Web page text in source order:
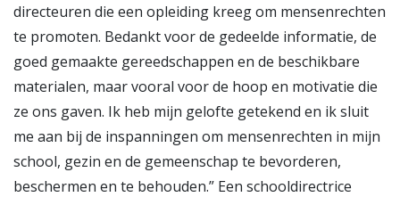
directeuren die een opleiding kreeg om mensenrechten
te promoten. Bedankt voor de gedeelde informatie, de
goed gemaakte gereedschappen en de beschikbare
materialen, maar vooral voor de hoop en motivatie die
ze ons gaven. Ik heb mijn gelofte getekend en ik sluit
me aan bij de inspanningen om mensenrechten in mijn
school, gezin en de gemeenschap te bevorderen,
beschermen en te behouden.” Een schooldirectrice